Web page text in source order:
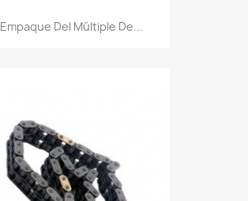
Empaque Del Múltiple De...